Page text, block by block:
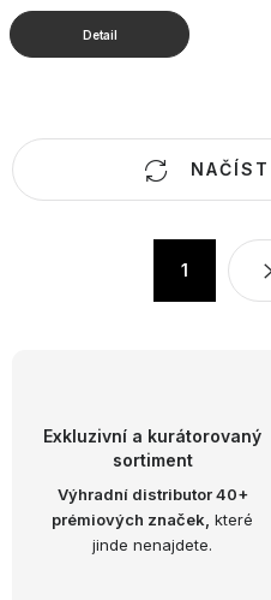
O
v
1
Exkluzivní a kurátorovaný
sortiment
Výhradní distributor 40+
prémiových značek, které
jinde nenajdete.